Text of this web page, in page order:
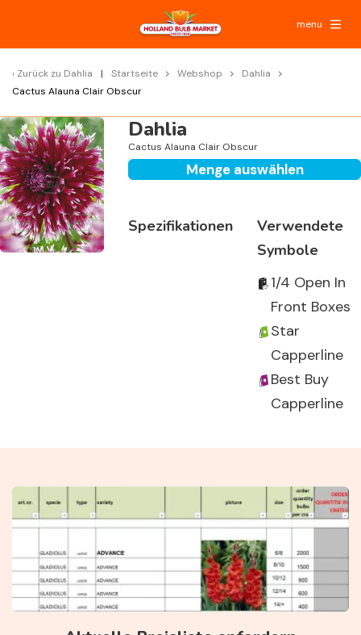
menu
Zurück zu Dahlia Startseite Webshop
Dahlia
Cactus Alauna Clair Obscur
Dahlia
Cactus Alauna Clair Obscur
Menge auswählen
Spezifikationen
Verwendete
Symbole
1/4 Open In
Front Boxes
Star
Capperline
Best Buy
Capperline